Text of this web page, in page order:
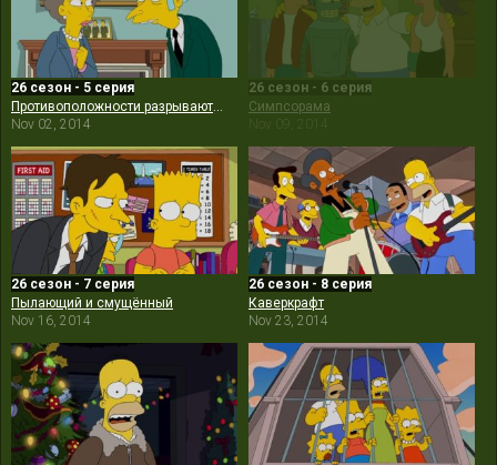
26 сезон - 5 серия
Nov 02, 2014
26 сезон - 6 серия
Симпсорама
Nov 09, 2014
26 сезон - 7 серия
Пылающий и смущённый
Nov 16, 2014
26 сезон - 8 серия
Каверкрафт
Nov 23, 2014